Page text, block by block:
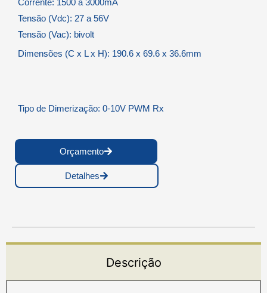
Tensão (Vdc): 27 a 56V
Tensão (Vac): bivolt
Dimensões (C x L x H): 190.6 x 69.6 x 36.6mm
Tipo de Dimerização: 0-10V PWM Rx
Orçamento
Detalhes
Descrição